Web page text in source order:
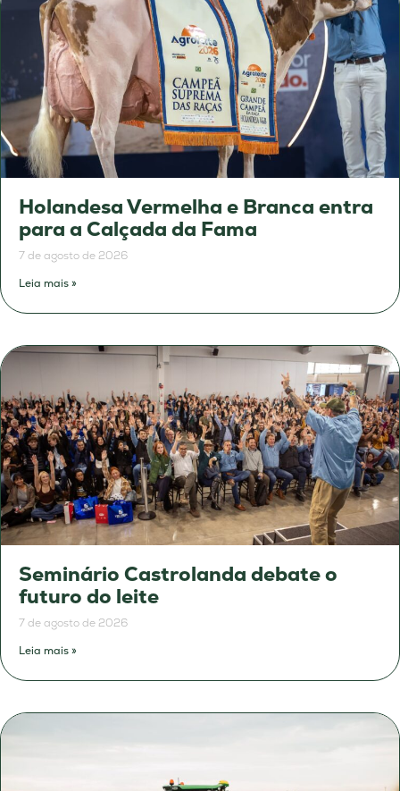
Holandesa Vermelha e Branca entra
para a Calçada da Fama
7 de agosto de 2026
Leia mais »
Seminário Castrolanda debate o
futuro do leite
7 de agosto de 2026
Leia mais »